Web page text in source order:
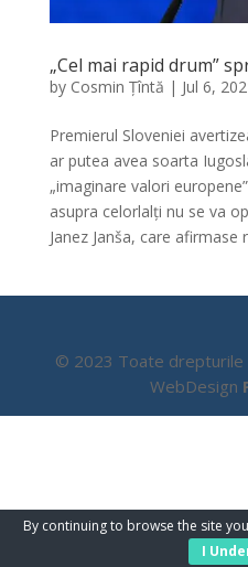
„Cel mai rapid drum”
by Cosmin Țîntă | Jul 6,
Premierul Sloveniei
ar putea avea soarta
„imaginare valori
asupra celorlalți nu se va
Janez Janša, care afirmase
© 2023 Toate drepturile
WebDesign
By continuing to browse the site
I